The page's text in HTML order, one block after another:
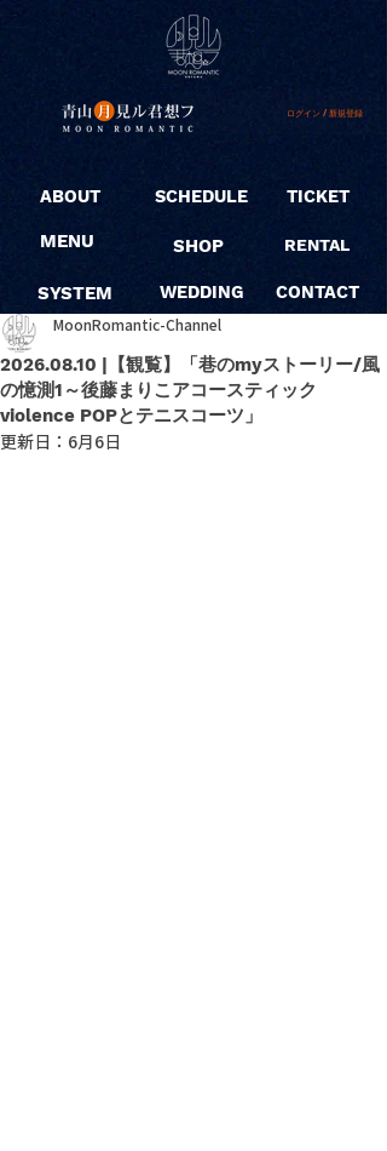
ログイン / 新規登録
ABOUT
MENU
SYSTEM
SCHEDULE
SHOP
WEDDING
TICKET
RENTAL
CONTACT
2026.08.10 |【観覧】「巷のmyストーリー/風
の憶測1～後藤まりこアコースティック
violence POPとテニスコーツ」
MoonRomantic-Channel
更新日： 6月6日